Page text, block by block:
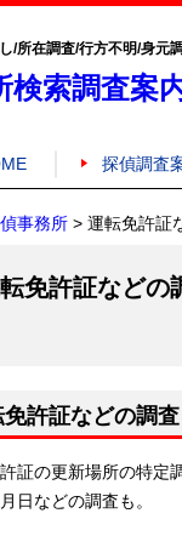
し/所在調査/行方不明/身元調
検索調査案
探偵調査
事務所 > 運転免許証
免許証などの
免許証などの調査
証の更新場所の特定
日などの調査も。